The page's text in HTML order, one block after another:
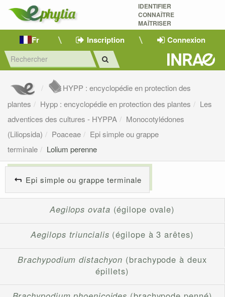
IDENTIFIER
CONNAÎTRE
MAÎTRISER
Fr Inscription Connexion
HYPP : encyclopédie en protection des
plantes
Hypp : encyclopédie en protection des plantes
Les
adventices des cultures - HYPPA
Monocotylédones
(Liliopsida)
Poaceae
Epi simple ou grappe
terminale
Lolium perenne
Epi simple ou grappe terminale
Aegilops ovata (égilope ovale)
Aegilops triuncialis (égilope à 3 arêtes)
Brachypodium distachyon (brachypode à deux
épillets)